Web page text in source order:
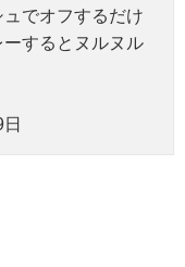
でオフするだけ
するとヌルヌル